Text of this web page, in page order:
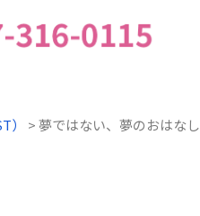
） >夢ではない、夢のおはなし